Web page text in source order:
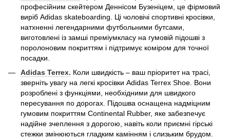
професійним скейтером Деннісом Бузеніцем, це фірмовий
виріб Adidas skateboarding. Ці чоловічі спортивні кросівки,
натхненні легендарними футбольними бутсами,
виготовлені із замші преміумкласу на гумовій підошві з
поролоновим покриттям і підтримує коміром для точної
посадки.
Adidas Terrex. Коли швидкість – ваш пріоритет на трасі,
зверніть увагу на легкі кросівки Adidas Terrex Shoe. Вони
розроблені з функціями, необхідними для швидкого
пересування по дорогах. Підошва оснащена надміцним
гумовим покриттям Continental Rubber, яке забезпечує
надійне зчеплення з дорогою, навіть коли приємні гірські
стежки змінюються гладким камінням і слизьким брудом.